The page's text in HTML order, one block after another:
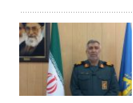
۰۸ فروردین ۱۴۰۴